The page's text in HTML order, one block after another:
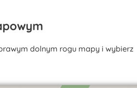
dolnym rogu mapy i wybierz